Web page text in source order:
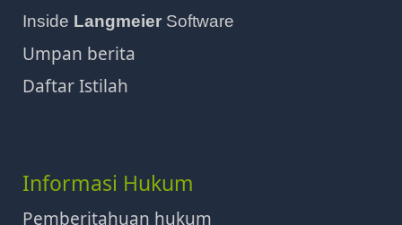
Inside Langmeier Software
Umpan berita
Daftar Istilah
Informasi Hukum
Pemberitahuan hukum